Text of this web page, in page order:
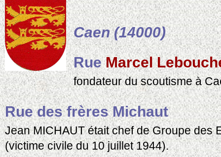
Caen (14000)
RueMarcel
fondateur du scoutisme à
Rue des frères Michaut
Jean MICHAUT était chef de Groupe des
(victime civile du 10 juillet 1944).